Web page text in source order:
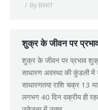
By BWIT
शुक्र के जीवन पर
शुक्र के जीवन पर प्रभाव
साधारण अवस्था की कुंडली में
साधारणतया राशि चक्र 13
लगभग 40 दिन वक्रीय ही